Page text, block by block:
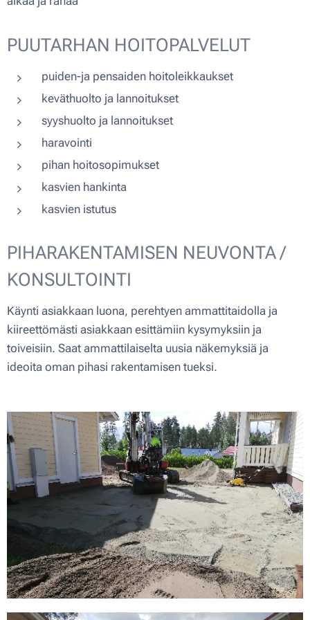
PUUTARHAN HOITOPALVELUT
puiden-ja pensaiden hoitoleikkaukset
keväthuolto ja lannoitukset
syyshuolto ja lannoitukset
haravointi
pihan hoitosopimukset
kasvien hankinta
kasvien istutus
PIHARAKENTAMISEN NEUVONTA /
KONSULTOINTI
Käynti asiakkaan luona, perehtyen ammattitaidolla ja
kiireettömästi asiakkaan esittämiin kysymyksiin ja
toiveisiin. Saat ammattilaiselta uusia näkemyksiä ja
ideoita oman pihasi rakentamisen tueksi.